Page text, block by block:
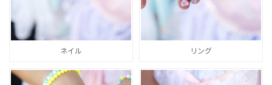
ネイル リング